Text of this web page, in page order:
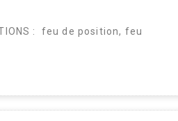
: feu de position, feu